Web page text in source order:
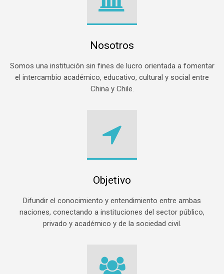
Nosotros
Somos una institución sin fines de lucro orientada a fomentar
el intercambio académico, educativo, cultural y social entre
China y Chile.
Objetivo
Difundir el conocimiento y entendimiento entre ambas
naciones, conectando a instituciones del sector público,
privado y académico y de la sociedad civil.